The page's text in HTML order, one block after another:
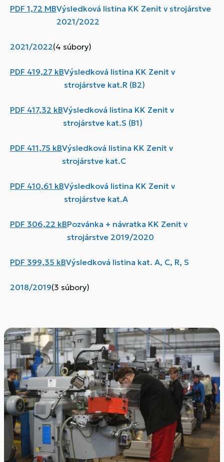
PDF1,72 MBVýsledková listina KK Zenit v strojárstve
2021/2022
2021/2022(4 súbory)
PDF 419,27 kBVýsledková listina KK Zenit v
strojárstve kat.R (B2)
PDF 417,32 kBVýsledková listina KK Zenit v
strojárstve kat.S (B1)
PDF 411,75 kBVýsledková listina KK Zenit v
strojárstve kat.C
PDF 410,61 kBVýsledková listina KK Zenit v
strojárstve kat.A
PDF 306,22 kBPozvánka + návratka KK Zenit v
strojárstve 2019/2020
PDF 399,35 kBVýsledková listina kat. A, C, R, S
2018/2019(3 súbory)